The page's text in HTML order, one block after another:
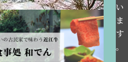
い
ま
す
。